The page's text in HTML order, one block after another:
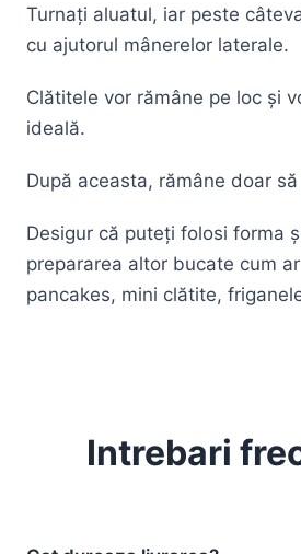
Turnați aluatul, iar peste
cu ajutorul mânerelor laterale.
Clătitele vor rămâne pe loc și
ideală.
După aceasta, rămâne doar
Desigur că puteți folosi forma
prepararea altor bucate cum
pancakes, mini clătite,
Intrebari